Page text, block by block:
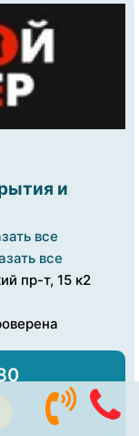
и
все
все
пр-т, 15 к2